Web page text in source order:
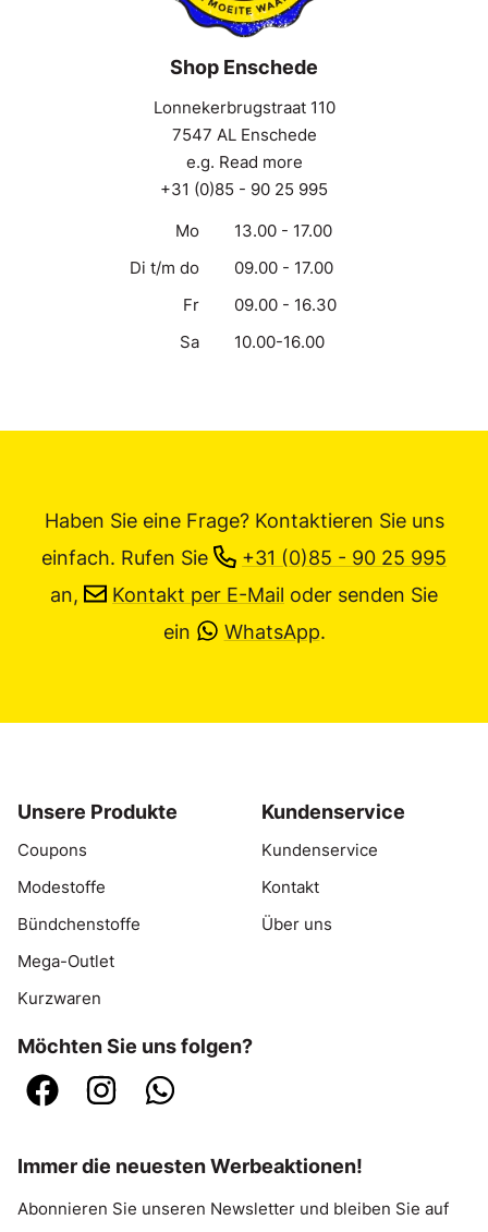
Shop Enschede
Lonnekerbrugstraat 110
7547 AL Enschede
e.g. Read more
+31 (0)85 - 90 25 995
Mo
13.00 - 17.00
Di t/m do
09.00 - 17.00
Fr
09.00 - 16.30
Sa
10.00-16.00
Haben Sie eine Frage? Kontaktieren Sie uns
einfach. Rufen Sie
+31 (0)85 - 90 25 995
an,
Kontakt per E-Mail oder senden Sie
ein
WhatsApp.
Unsere Produkte
Coupons
Modestoffe
Bündchenstoffe
Mega-Outlet
Kurzwaren
Kundenservice
Kundenservice
Kontakt
Über uns
Möchten Sie uns folgen?
Immer die neuesten Werbeaktionen!
Abonnieren Sie unseren Newsletter und bleiben Sie auf